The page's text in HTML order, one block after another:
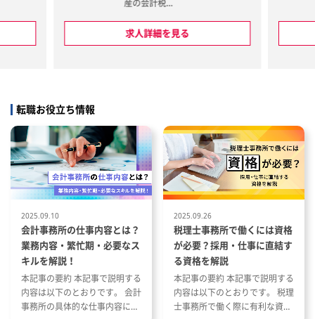
募集しております。
定です。
体的には】
体決算・連結決算の数値取り
算書類、四半期報告書及び有
券報告書の作成
査法人からの問い合わせ対
決算開示内容の協議
リース会計等、会計制度改正
常経理業務における事業部
よび、上記に関わる業務改善
ど
■IFRS導入のための予備調
体的な導入支援業務
導入のための予備調査、グ
会社の実態調査、対応スケ
ルの提案、連結決算体制の
導、IFRSに向けた社内教育
サポート、IFRSによる財務
成の指導
■内部統制の構築支援
全社的統制・IT統制・決算
よび改善策の指導、３点セ
作成支援、内部監査の支援
ート
転職お役立ち情報
2025.09.10
会計事務所の仕事内容とは？
業務内容・繁忙期・必要なス
キルを解説！
本記事の要約 本記事で説明する
内容は以下のとおりです。 会計
事務所の具体的な仕事内容につ
2025.09.26
税理士事務所で働くには資格
が必要？採用・仕事に直結す
る資格を解説
本記事の要約 本記事で説明する
内容は以下のとおりです。 税理
士事務所で働く際に有利な資格